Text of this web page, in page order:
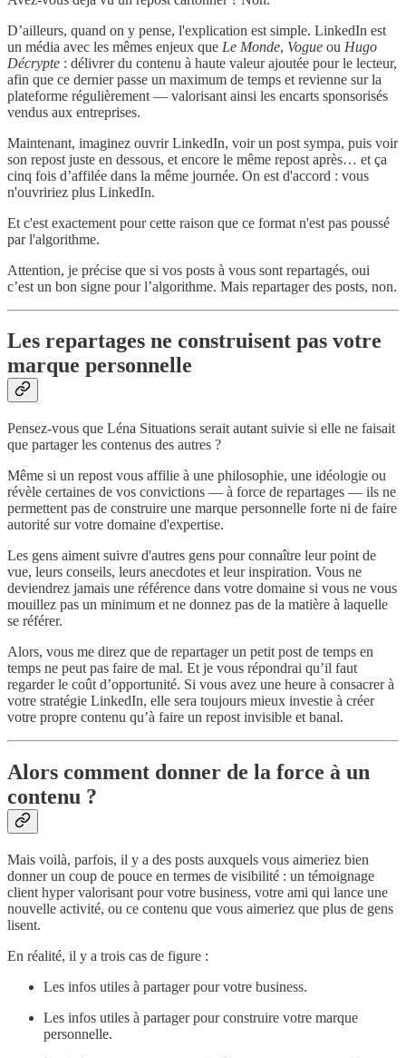
D’ailleurs, quand on y pense, l'explication est simple. LinkedIn est
un média avec les mêmes enjeux que Le Monde, Vogue ou Hugo
Décrypte : délivrer du contenu à haute valeur ajoutée pour le lecteur,
afin que ce dernier passe un maximum de temps et revienne sur la
plateforme régulièrement — valorisant ainsi les encarts sponsorisés
vendus aux entreprises.
Maintenant, imaginez ouvrir LinkedIn, voir un post sympa, puis voir
son repost juste en dessous, et encore le même repost après… et ça
cinq fois d’affilée dans la même journée. On est d'accord : vous
n'ouvririez plus LinkedIn.
Et c'est exactement pour cette raison que ce format n'est pas poussé
par l'algorithme.
Attention, je précise que si vos posts à vous sont repartagés, oui
c’est un bon signe pour l’algorithme. Mais repartager des posts, non.
Les repartages ne construisent pas votre
marque personnelle
Pensez-vous que Léna Situations serait autant suivie si elle ne faisait
que partager les contenus des autres ?
Même si un repost vous affilie à une philosophie, une idéologie ou
révèle certaines de vos convictions — à force de repartages — ils ne
permettent pas de construire une marque personnelle forte ni de faire
autorité sur votre domaine d'expertise.
Les gens aiment suivre d'autres gens pour connaître leur point de
vue, leurs conseils, leurs anecdotes et leur inspiration. Vous ne
deviendrez jamais une référence dans votre domaine si vous ne vous
mouillez pas un minimum et ne donnez pas de la matière à laquelle
se référer.
Alors, vous me direz que de repartager un petit post de temps en
temps ne peut pas faire de mal. Et je vous répondrai qu’il faut
regarder le coût d’opportunité. Si vous avez une heure à consacrer à
votre stratégie LinkedIn, elle sera toujours mieux investie à créer
votre propre contenu qu’à faire un repost invisible et banal.
Alors comment donner de la force à un
contenu ?
Mais voilà, parfois, il y a des posts auxquels vous aimeriez bien
donner un coup de pouce en termes de visibilité : un témoignage
client hyper valorisant pour votre business, votre ami qui lance une
nouvelle activité, ou ce contenu que vous aimeriez que plus de gens
lisent.
En réalité, il y a trois cas de figure :
Les infos utiles à partager pour votre business.
Les infos utiles à partager pour construire votre marque
personnelle.